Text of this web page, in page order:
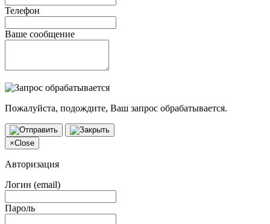
Телефон
Ваше сообщение
Пожалуйста, подождите, Ваш запрос обрабатывается.
×Close
Авторизация
Логин (email)
Пароль